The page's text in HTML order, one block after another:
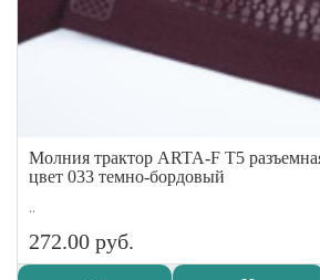
Молния трактор ARTA-F Т5
цвет 033 темно-бордовый
..
272.00 руб.